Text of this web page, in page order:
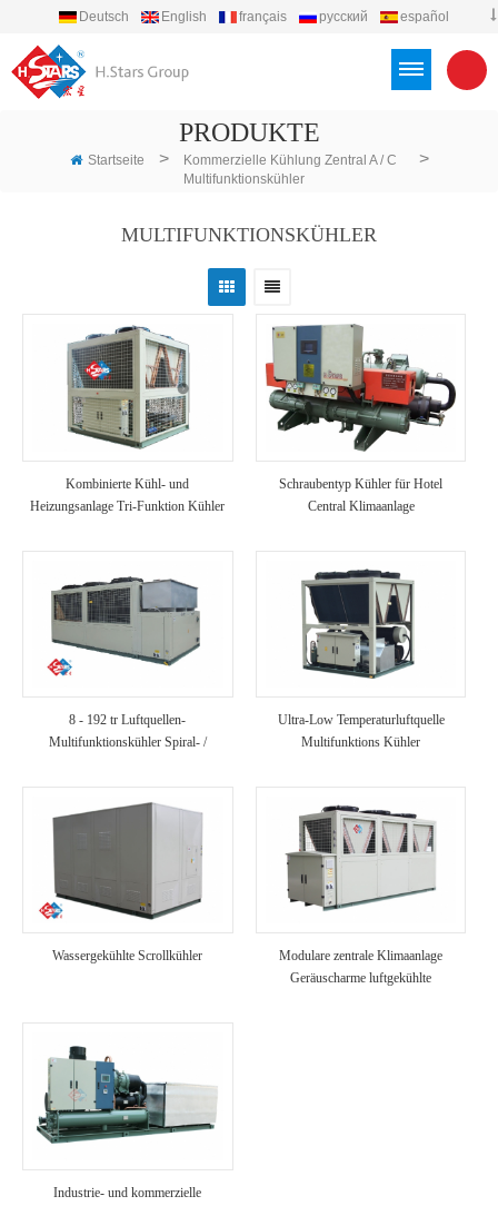
Deutsch English français русский
español
PRODUKTE
Startseite > Kommerzielle Kühlung Zentral A / C >
Multifunktionskühler
MULTIFUNKTIONSKÜHLER
Kombinierte Kühl- und
Heizungsanlage Tri-Funktion Kühler
Schraubentyp Kühler für Hotel
Central Klimaanlage
8 - 192 tr Luftquellen-
Multifunktionskühler Spiral- /
Krankenhaus- und Villenzwecke
Ultra-Low Temperaturluftquelle
Multifunktions Kühler
Wassergekühlte Scrollkühler
Modulare zentrale Klimaanlage
Geräuscharme luftgekühlte
Industrie- und kommerzielle